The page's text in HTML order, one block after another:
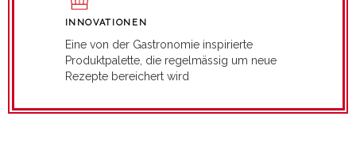
INNOVATIONEN
Eine von der Gastronomie inspirierte
Produktpalette, die regelmässig um neue
Rezepte bereichert wird